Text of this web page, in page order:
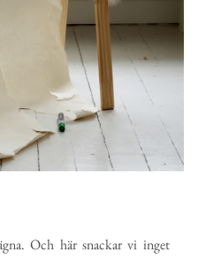
Och här snackar vi inget